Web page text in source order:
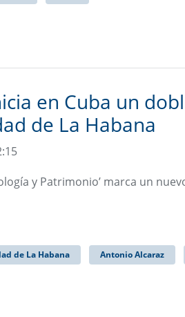
en Cuba un
de La Habana
y Patrimonio’ marca un
de La Habana Antonio Alcaraz